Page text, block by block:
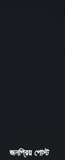
জনপ্রিয় পোস্ট